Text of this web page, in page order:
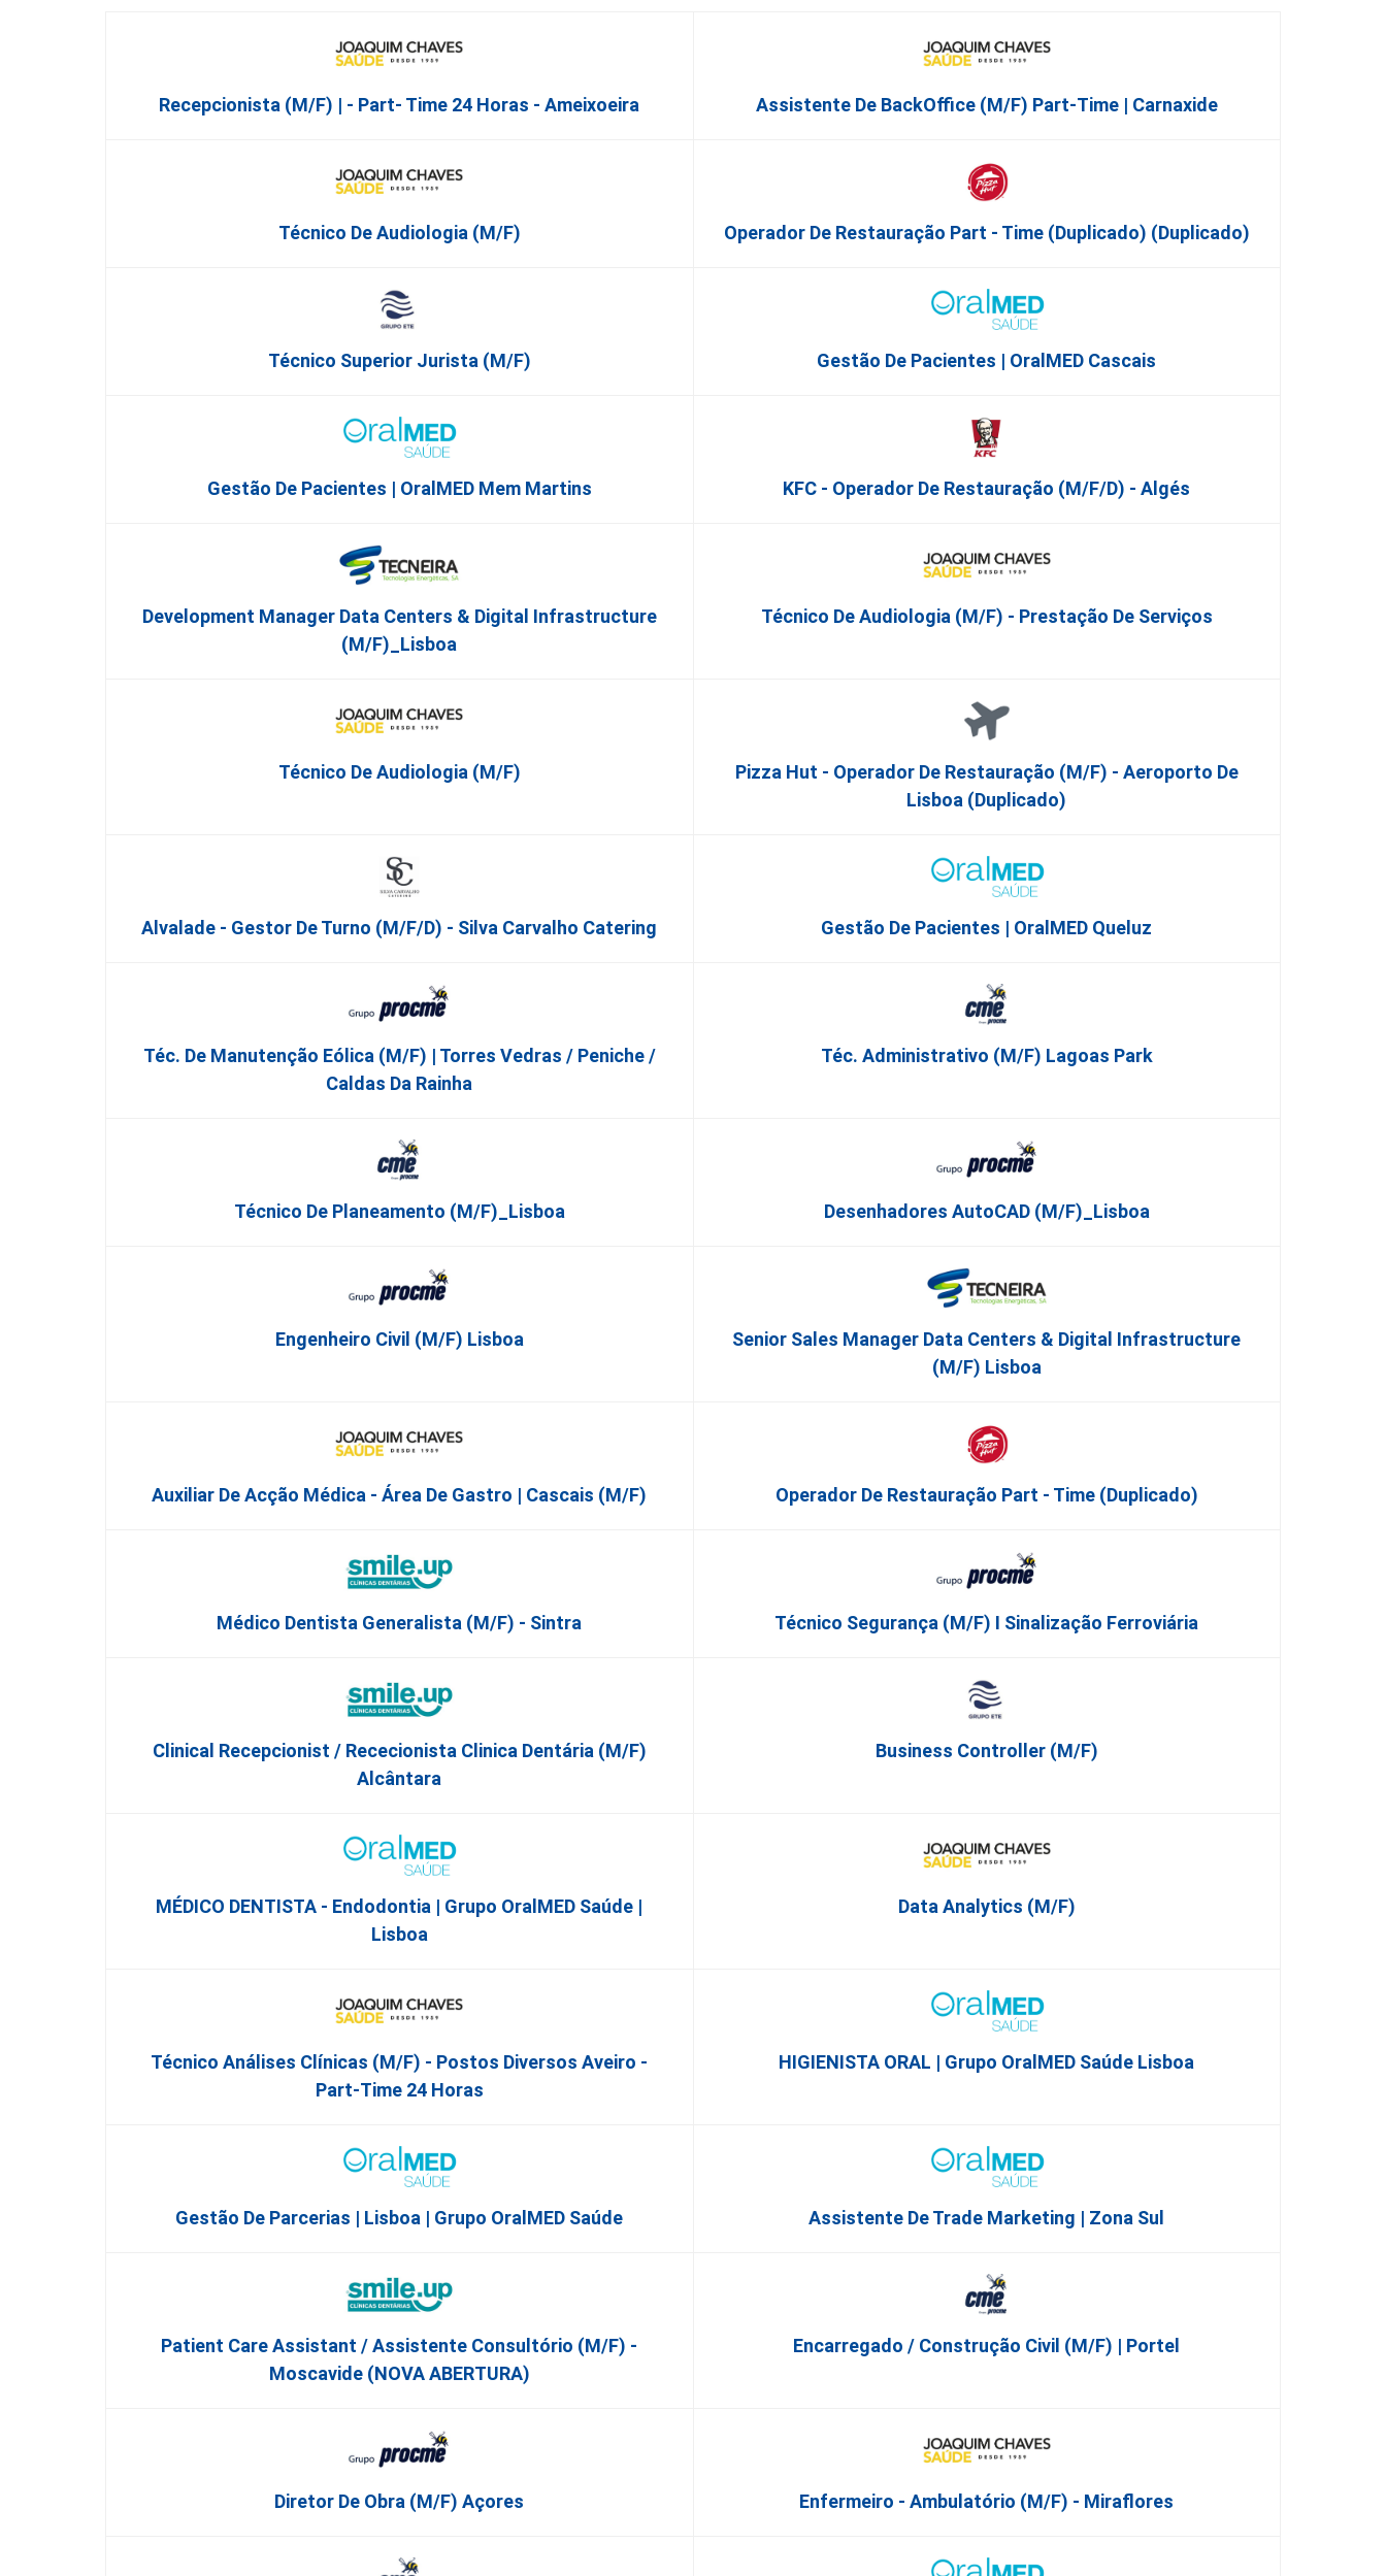
Recepcionista (M/F) | - Part- Time 24 Horas - Ameixoeira Assistente De BackOffice (M/F) Part-Time | Carnaxide
Técnico De Audiologia (M/F) Operador De Restauração Part - Time (Duplicado) (Duplicado)
Técnico Superior Jurista (m/f) Gestão De Pacientes | OralMED Cascais
Gestão De Pacientes | OralMED Mem Martins KFC - Operador De Restauração (m/f/d) - Algés
Development Manager Data Centers & Digital Infrastructure
(m/f)_Lisboa
Técnico De Audiologia (M/F) - Prestação De Serviços
Técnico De Audiologia (M/F)
Pizza Hut - Operador De Restauração (m/f) - Aeroporto De
Lisboa (Duplicado)
Alvalade - Gestor De Turno (m/f/d) - Silva Carvalho Catering Gestão De Pacientes | OralMED Queluz
Téc. De Manutenção Eólica (m/f) | Torres Vedras / Peniche /
Caldas Da Rainha
Téc. Administrativo (m/f) Lagoas Park
Técnico De Planeamento (m/f)_Lisboa Desenhadores AutoCAD (m/f)_Lisboa
Engenheiro Civil (m/f) Lisboa
Senior Sales Manager Data Centers & Digital Infrastructure
(m/f) Lisboa
Auxiliar De Acção Médica - Área De Gastro | Cascais (M/F) Operador De Restauração Part - Time (Duplicado)
Médico Dentista Generalista (M/F) - Sintra Técnico Segurança (m/f) I Sinalização Ferroviária
Clinical Recepcionist / Rececionista Clinica Dentária (M/F)
Alcântara
Business Controller (m/f)
MÉDICO DENTISTA - Endodontia | Grupo OralMED Saúde |
Lisboa
Data Analytics (M/F)
Técnico Análises Clínicas (M/F) - Postos Diversos Aveiro -
Part-Time 24 Horas
HIGIENISTA ORAL | Grupo OralMED Saúde Lisboa
Gestão De Parcerias | Lisboa | Grupo OralMED Saúde Assistente De Trade Marketing | Zona Sul
Patient Care Assistant / Assistente Consultório (M/F) -
Moscavide (NOVA ABERTURA)
Encarregado / Construção Civil (m/f) | Portel
Diretor De Obra (m/f) Açores Enfermeiro - Ambulatório (M/F) - Miraflores